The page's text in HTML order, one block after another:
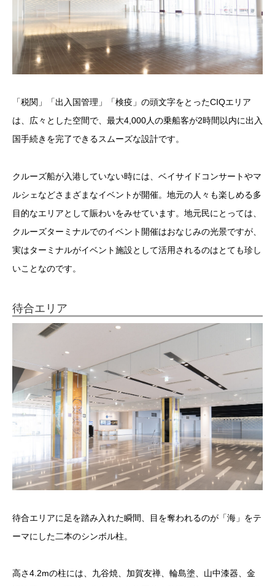
「税関」「出入国管理」「検疫」の頭文字をとったCIQエリア
は、広々とした空間で、最大4,000人の乗船客が2時間以内に出入
国手続きを完了できるスムーズな設計です。
クルーズ船が入港していない時には、ベイサイドコンサートやマ
ルシェなどさまざまなイベントが開催。地元の人々も楽しめる多
目的なエリアとして賑わいをみせています。地元民にとっては、
クルーズターミナルでのイベント開催はおなじみの光景ですが、
実はターミナルがイベント施設として活用されるのはとても珍し
いことなのです。
待合エリア
待合エリアに足を踏み入れた瞬間、目を奪われるのが「海」をテ
ーマにした二本のシンボル柱。
高さ4.2mの柱には、九谷焼、加賀友禅、輪島塗、山中漆器、金